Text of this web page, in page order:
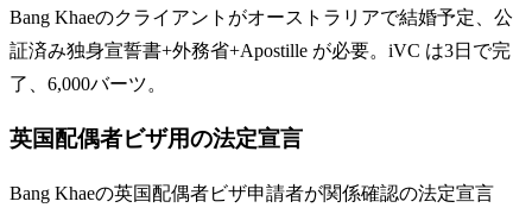
Bang Khaeのクライアントがオーストラリアで結婚予定、公
証済み独身宣誓書+外務省+Apostille が必要。iVC は3日で完
了、6,000バーツ。
英国配偶者ビザ用の法定宣言
Bang Khaeの英国配偶者ビザ申請者が関係確認の法定宣言